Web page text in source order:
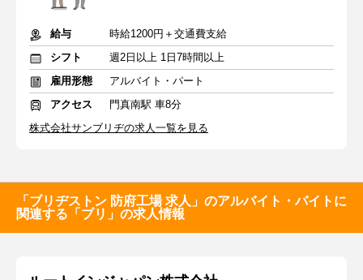
給与
時給1200円＋交通費支給
シフト
週2日以上 1日7時間以上
雇用形態
アルバイト・パート
アクセス
門真南駅 車8分
株式会社サンブリヂの求人一覧を見る
「ブリヂストン 防府工場 求人」のアルバイト・バイトに
関連する「ブリ」の求人情報